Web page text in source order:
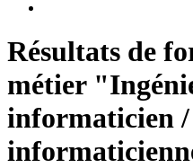
Résultats de
métier
informaticien